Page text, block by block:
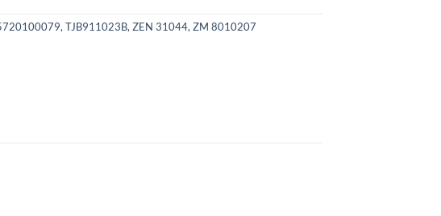
, TJB911023B, ZEN 31044, ZM 8010207